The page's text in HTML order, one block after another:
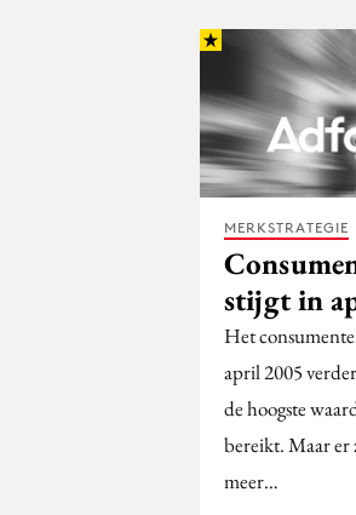
MERKSTRATEGIE
stijgt in
Het
april 2005 verder
de hoogste
bereikt. Maar er
meer…